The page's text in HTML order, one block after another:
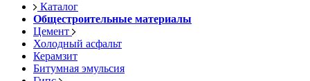
Каталог
Общестроительные материалы
Цемент
Холодный асфальт
Керамзит
Битумная эмульсия